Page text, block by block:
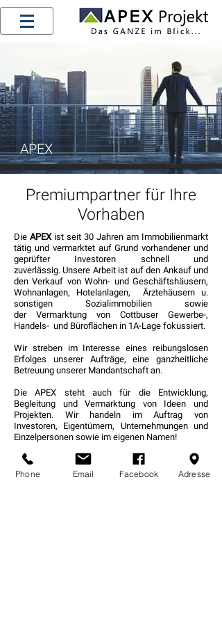
Die APEXist seit 30 Jahren am Immobilienmarkt
tätig und vermarktet auf Grund vorhandener und
geprüfter Investoren schnell und
zuverlässig. Unsere Arbeit ist auf den Ankauf und
den Verkauf von Wohn- und Geschäftshäusern,
Wohnanlagen, Hotelanlagen, Ärztehäusern u.
sonstigen Sozialimmobilien sowie
der Vermarktung von Cottbuser Gewerbe-,
Handels- und Büroflächen in 1A-Lage fokussiert.
Wir streben im Interesse eines reibungslosen
Erfolges unserer Aufträge, eine ganzheitliche
Betreuung unserer Mandantschaft an.
Die APEX steht auch für die Entwicklung,
Begleitung und Vermarktung von Ideen und
Projekten. Wir handeln im Auftrag von
Investoren, Eigentümern, Unternehmungen und
Einzelpersonen sowie im eigenen Namen!
APEX
Premiumpartner für Ihre
Vorhaben
Phone Email Facebook Adresse